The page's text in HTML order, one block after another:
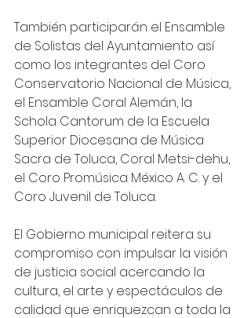
También participarán el Ensamble
de Solistas del Ayuntamiento así
como los integrantes del Coro
Conservatorio Nacional de Música,
el Ensamble Coral Alemán, la
Schola Cantorum de la Escuela
Superior Diocesana de Música
Sacra de Toluca, Coral Metsi-dehu,
el Coro Promúsica México A. C. y el
Coro Juvenil de Toluca.
El Gobierno municipal reitera su
compromiso con impulsar la visión
de justicia social acercando la
cultura, el arte y espectáculos de
calidad que enriquezcan a toda la